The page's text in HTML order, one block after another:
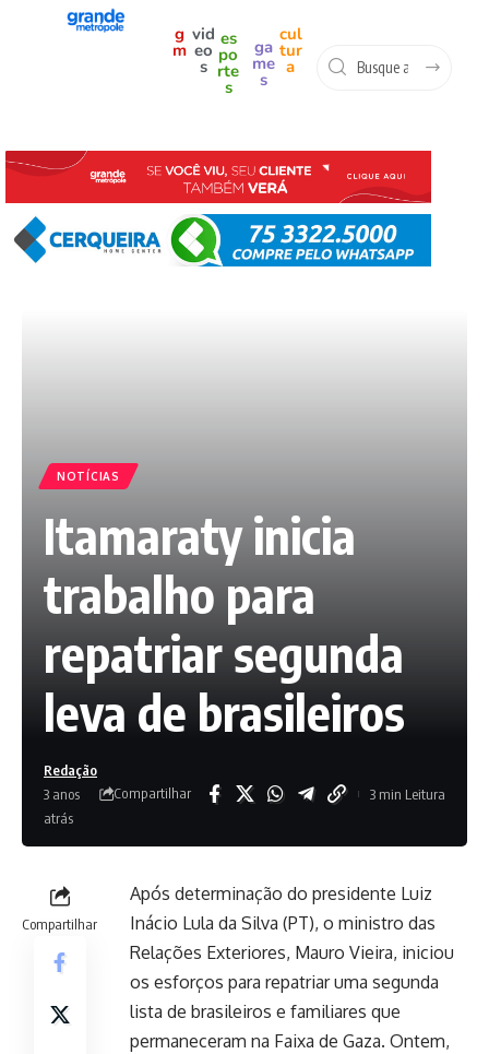
g
m
vid
eo
s
es
po
rte
s
ga
me
s
cul
tur
a
NOTÍCIAS
Itamaraty inicia
trabalho para
repatriar segunda
leva de brasileiros
Redação
3 anos
atrás
Compartilhar 3 min Leitura
Compartilhar
Após determinação do presidente Luiz
Inácio Lula da Silva (PT), o ministro das
Relações Exteriores, Mauro Vieira, iniciou
os esforços para repatriar uma segunda
lista de brasileiros e familiares que
permaneceram na Faixa de Gaza. Ontem,